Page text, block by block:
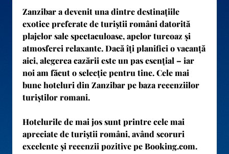
Zanzibar a devenit una dintre destinațiile
exotice preferate de turiștii români datorită
plajelor sale spectaculoase, apelor turcoaz și
atmosferei relaxante. Dacă îți planifici o vacanță
aici, alegerea cazării este un pas esențial – iar
noi am făcut o selecție pentru tine.Cele mai
bune hoteluri din Zanzibar pe baza recenziilor
turiștilor romani.
Hotelurile de mai jos sunt printre cele mai
apreciate de turiștii români, având scoruri
excelente și recenzii pozitive pe Booking.com.